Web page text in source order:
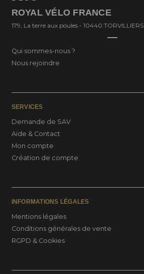
ROYAL VÉLO FRANCE
179, La terre aux poules - 10440 TORVILLIERS
Qui sommes-nous ?
Nous rejoindre
SERVICES
Demande de SAV
Aide & Contact
Mon compte
Création de compte
INFORMATIONS LÉGALES
Mentions légales
Conditions générales de vente
RGPD & Cookies